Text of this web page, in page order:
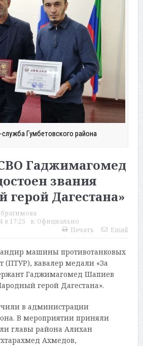
Гумбетовского района
Гаджимагомед
звания
герой Дагестана»
в 17:25 в: Официально
Печать
Email
машины противотанковых
(ПТУР), кавалер медали «За
Гаджимагомед Шапиев
герой Дагестана».
в администрации
В мероприятии приняли
главы района Алихан
Ахмедов,